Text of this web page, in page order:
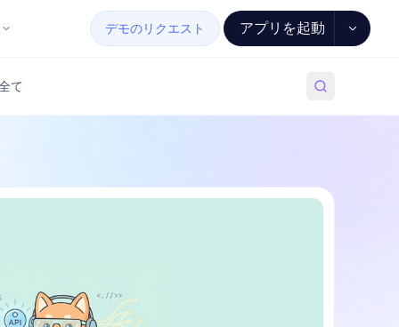
デモのリクエスト アプリを起動
て